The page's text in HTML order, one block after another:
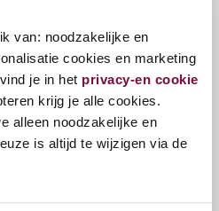
van: noodzakelijke en
cookies en marketing
je in het privacy-en cookie
krijg je alle cookies.
alleen noodzakelijke en
is altijd te wijzigen via de
met Outlast®-
tot:35 cm hoog